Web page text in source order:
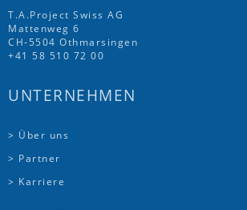
T.A.Project Swiss AG
Mattenweg 6
CH-5504 Othmarsingen
+41 58 510 72 00
UNTERNEHMEN
> Über uns
> Partner
> Karriere